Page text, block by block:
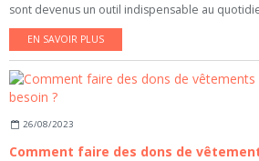
sont devenus un outil indispensable au
EN SAVOIR PLUS
26/08/2023